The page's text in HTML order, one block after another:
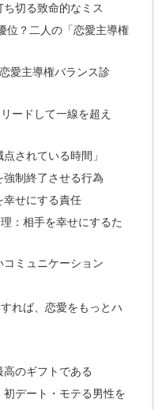
ち切る致命的なミス
位？二人の「恋愛主導権
愛主導権バランス診
ードして一線を超え
されている時間」
制終了させる行為
幸せにする責任
：相手を幸せにするた
コミュニケーション
れば、恋愛をもっとハ
高のギフトである
デート・モテる男性を